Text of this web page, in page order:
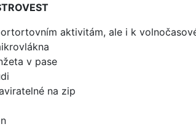
aktivitám, ale i k
v pase
na zip